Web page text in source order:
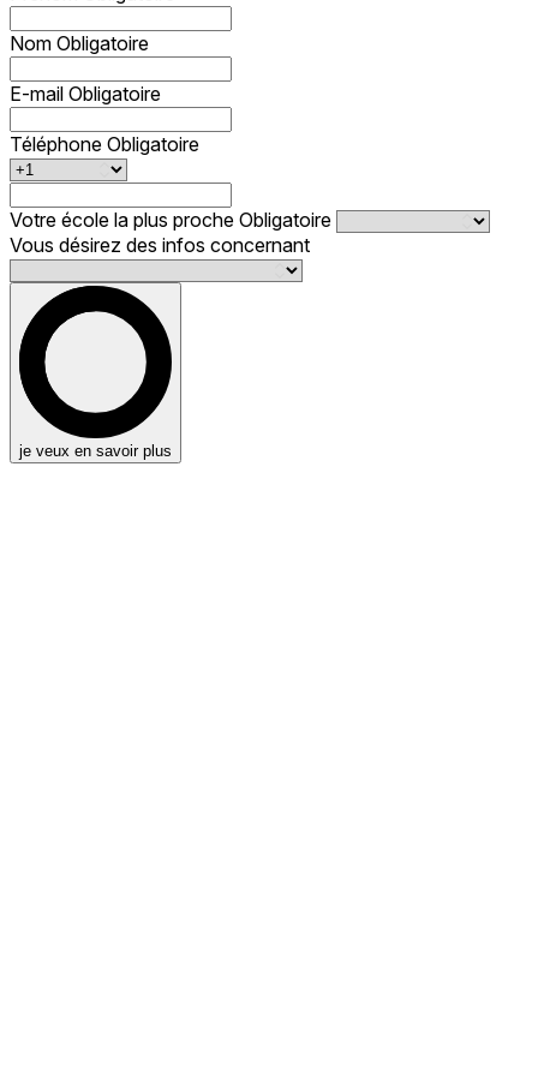
Nom Obligatoire
E-mail Obligatoire
Téléphone Obligatoire
Votre école la plus proche Obligatoire
Vous désirez des infos concernant
je veux en savoir plus